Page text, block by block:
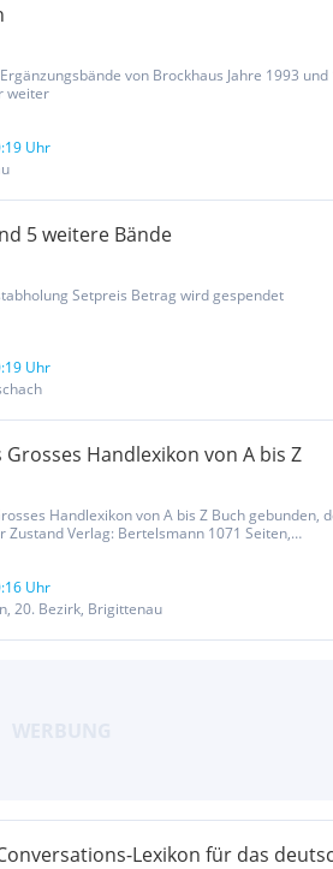
von Brockhaus Jahre 1993 und
weiter
Uhr
5 weitere Bände
Setpreis Betrag wird gespendet
Uhr
Grosses Handlexikon von A bis Z
Handlexikon von A bis Z Buch gebunden,
Zustand Verlag: Bertelsmann 1071 Seiten,
Uhr
20. Bezirk, Brigittenau
Lexikon für das